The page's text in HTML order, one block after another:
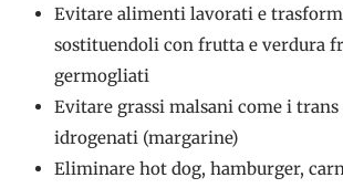
Evitare alimenti lavorati e
sostituendoli con frutta e verdura
germogliati
Evitare grassi malsani come i trans
idrogenati (margarine)
Eliminare hot dog, hamburger,